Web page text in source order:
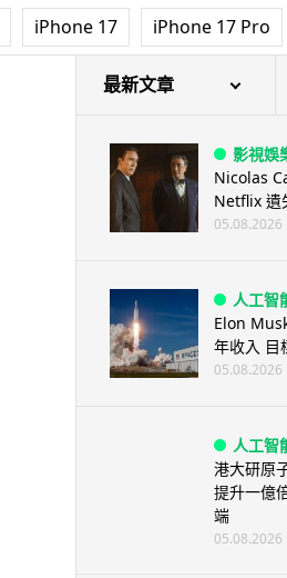
iPhone 17 iPhone 17 Pro
最新文章
影視娛
Nicolas
Netflix 遺
05.08.2026
人工智
Elon
年收入 目
05.08.2026
人工智
港大研原
提升一億
端
05.08.2026